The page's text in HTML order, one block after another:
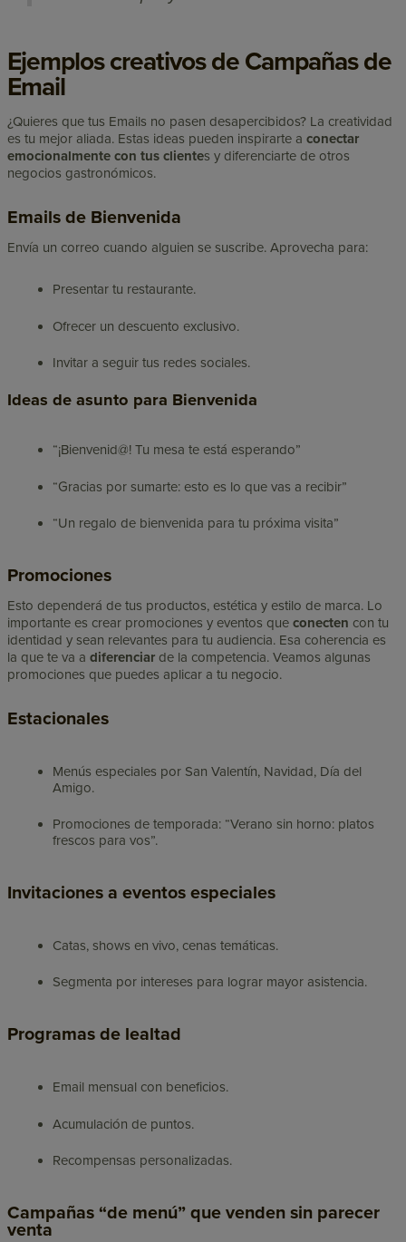
Ejemplos creativos de Campañas de
Email
¿Quieres que tus Emails no pasen desapercibidos? La creatividad
es tu mejor aliada. Estas ideas pueden inspirarte aconectar
emocionalmente con tus clientes y diferenciarte de otros
negocios gastronómicos.
Emails de Bienvenida
Envía un correo cuando alguien se suscribe. Aprovecha para:
Presentar tu restaurante.
Ofrecer un descuento exclusivo.
Invitar a seguir tus redes sociales.
Ideas de asunto para Bienvenida
“¡Bienvenid@! Tu mesa te está esperando”
“Gracias por sumarte: esto es lo que vas a recibir”
“Un regalo de bienvenida para tu próxima visita”
Promociones
Esto dependerá de tus productos, estética y estilo de marca. Lo
importante es crear promociones y eventos queconecten con tu
identidad y sean relevantes para tu audiencia. Esa coherencia es
la que te va adiferenciar de la competencia. Veamos algunas
promociones que puedes aplicar a tu negocio.
Estacionales
Menús especiales por San Valentín, Navidad, Día del
Amigo.
Promociones de temporada: “Verano sin horno: platos
frescos para vos”.
Invitaciones a eventos especiales
Catas, shows en vivo, cenas temáticas.
Segmenta por intereses para lograr mayor asistencia.
Programas de lealtad
Email mensual con beneficios.
Acumulación de puntos.
Recompensas personalizadas.
Campañas “de menú” que venden sin parecer
venta